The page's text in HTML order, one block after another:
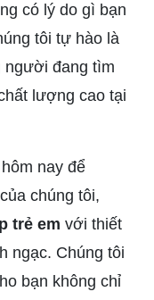
có lý do gì bạn
tôi tự hào là
người đang tìm
lượng cao tại
nay để
chúng tôi,
trẻ em với thiết
ngạc. Chúng tôi
bạn không chỉ